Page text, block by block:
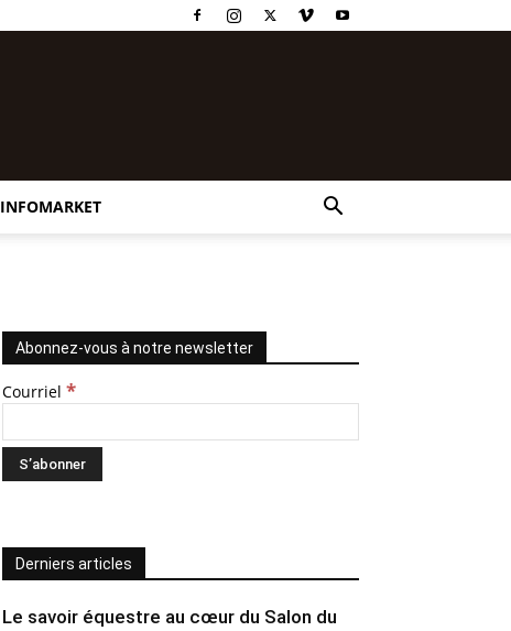
INFOMARKET
Abonnez-vous à notre newsletter
Courriel *
Derniers articles
Le savoir équestre au cœur du Salon du